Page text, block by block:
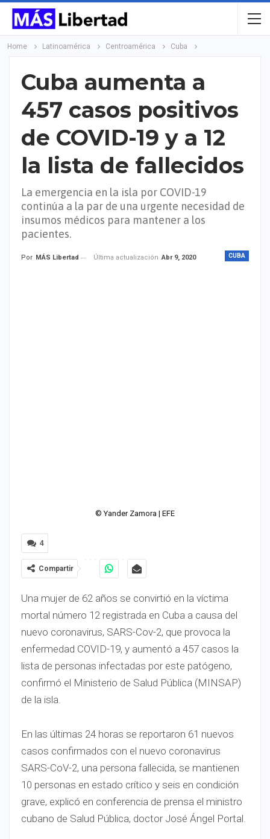
Home Latinoamérica Centroamérica Cuba
Cuba aumenta a
457 casos positivos
de COVID-19 y a 12
la lista de fallecidos
La emergencia en la isla por COVID-19
continúa a la par de una urgente necesidad de
insumos médicos para mantener a los
pacientes.
CUBA
Por MÁS Libertad Última actualización Abr 9, 2020
© Yander Zamora | EFE
4
Compartir
Una mujer de 62 años se convirtió en la víctima
mortal número 12 registrada en Cuba a causa del
nuevo coronavirus, SARS-Cov-2, que provoca la
enfermedad COVID-19, y aumentó a 457 casos la
lista de personas infectadas por este patógeno,
confirmó el Ministerio de Salud Pública (MINSAP)
de la isla.
En las últimas 24 horas se reportaron 61 nuevos
casos confirmados con el nuevo coronavirus
SARS-CoV-2, una persona fallecida, se mantienen
10 personas en estado crítico y seis en condición
grave, explicó en conferencia de prensa el ministro
cubano de Salud Pública, doctor José Ángel Portal.